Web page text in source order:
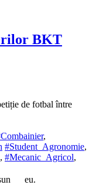
BKT
de fotbal între
,
#Student_Agronomie,
, #Mecanic_Agricol,
eu.